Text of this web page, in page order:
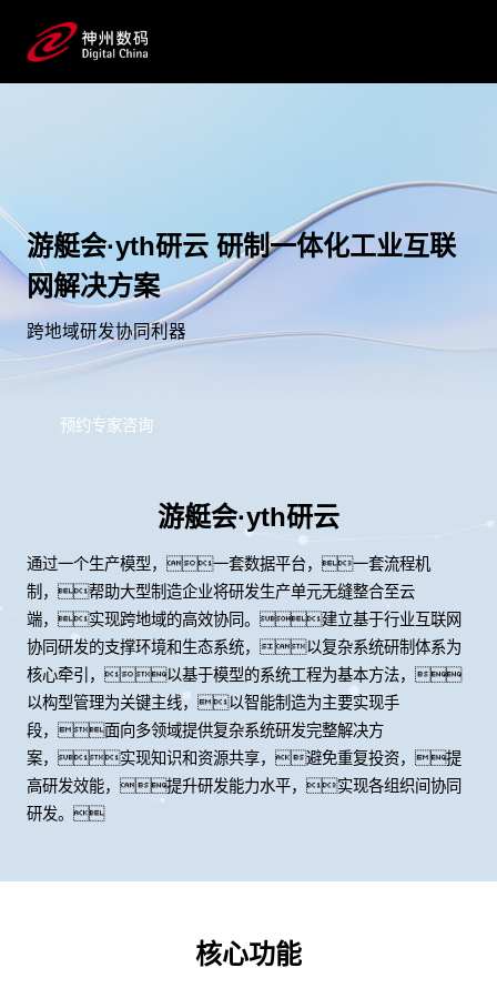
游艇会·yth研云 研制一体化工业互联
网解决方案
跨地域研发协同利器
预约专家咨询
游艇会·yth研云
通过一个生产模型，一套数据平台，一套流程机
制，帮助大型制造企业将研发生产单元无缝整合至云
端，实现跨地域的高效协同。建立基于行业互联网
协同研发的支撑环境和生态系统，以复杂系统研制体系为
核心牵引，以基于模型的系统工程为基本方法，
以构型管理为关键主线，以智能制造为主要实现手
段，面向多领域提供复杂系统研发完整解决方
案，实现知识和资源共享，避免重复投资，提
高研发效能，提升研发能力水平，实现各组织间协同
研发。
核心功能